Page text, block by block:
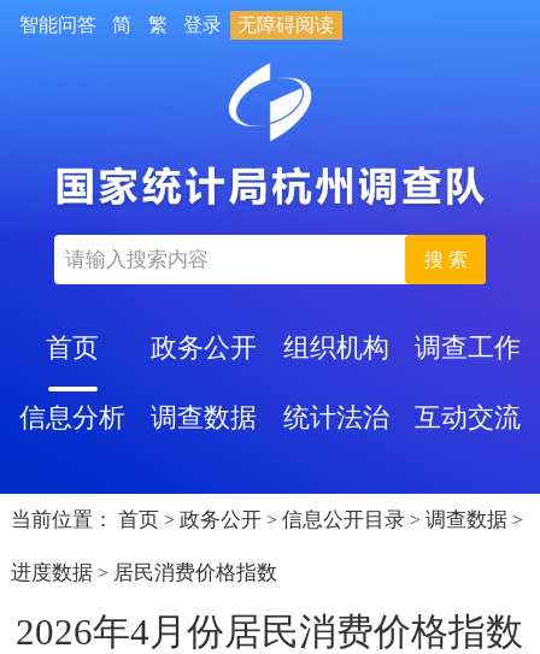
智能问答 简 繁 登录 无障碍阅读
搜 索
首页 政务公开 组织机构 调查工作
信息分析 调查数据 统计法治 互动交流
当前位置： 首页 > 政务公开 > 信息公开目录 > 调查数据 >
进度数据 > 居民消费价格指数
2026年4月份居民消费价格指数